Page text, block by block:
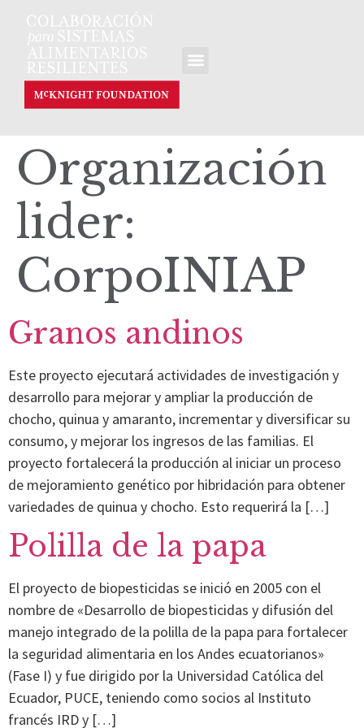
Organización
lider:
CorpoINIAP
Granos andinos
Este proyecto ejecutará actividades de investigación y
desarrollo para mejorar y ampliar la producción de
chocho, quinua y amaranto, incrementar y diversificar su
consumo, y mejorar los ingresos de las familias. El
proyecto fortalecerá la producción al iniciar un proceso
de mejoramiento genético por hibridación para obtener
variedades de quinua y chocho. Esto requerirá la […]
Polilla de la papa
El proyecto de biopesticidas se inició en 2005 con el
nombre de «Desarrollo de biopesticidas y difusión del
manejo integrado de la polilla de la papa para fortalecer
la seguridad alimentaria en los Andes ecuatorianos»
(Fase I) y fue dirigido por la Universidad Católica del
Ecuador, PUCE, teniendo como socios al Instituto
francés IRD y […]